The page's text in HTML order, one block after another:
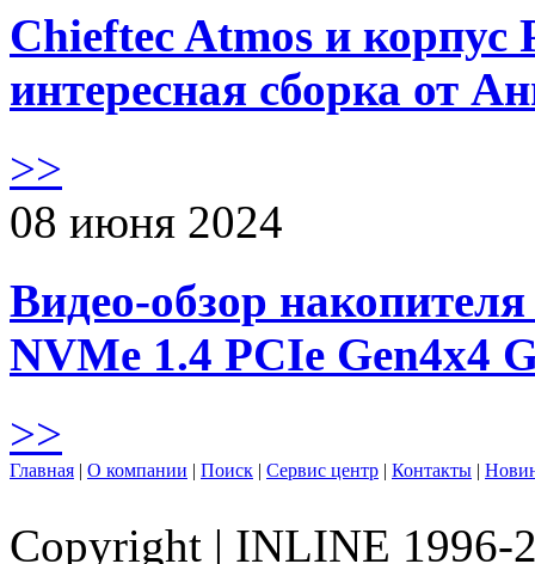
Chieftec Atmos и корпус
интересная сборка от
>>
08 июня 2024
Видео-обзор
NVMe 1.4 PCIe Gen4х4
>>
Главная | О компании | Поиск | Сервис центр | Контакты |
Copyright | INLINE 1996-